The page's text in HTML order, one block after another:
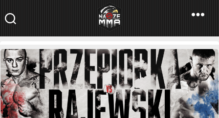
NaszeMMA
NaszeMMA.pl»Aktualności»Polskie MMA»Babilon»Łukasz
Rajewski powalczy na Babilon MMA!